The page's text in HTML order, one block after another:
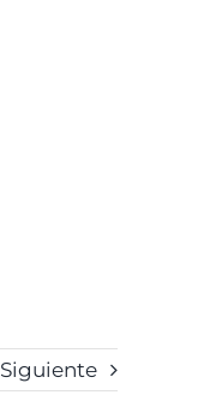
Siguiente